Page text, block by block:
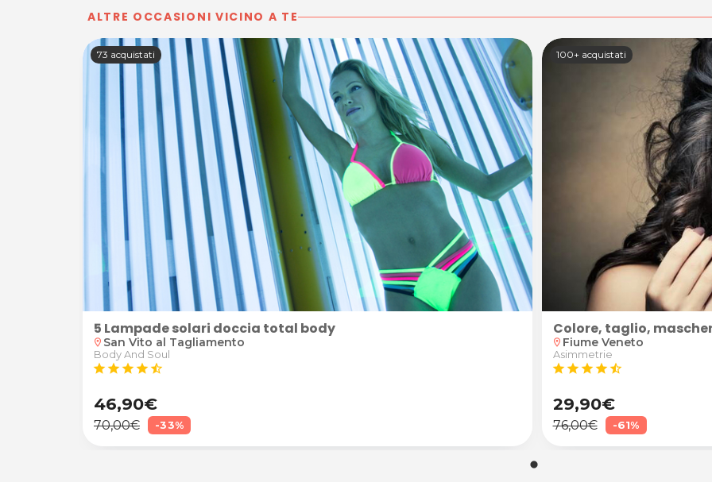
ALTRE OCCASIONI VICINO A TE
73 acquistati
5 Lampade solari doccia total body
location_on San Vito al Tagliamento
Body And Soul
star star star star star_half
46,90€
70,00€ -33%
100+ acquistati
Colore, taglio,
location_on Fiume Veneto
Asimmetrie
star star star star star_half
29,90€
76,00€ -61%